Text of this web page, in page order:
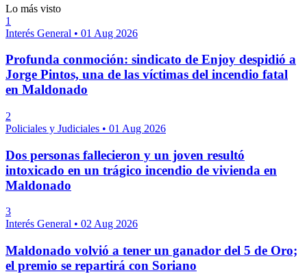
Lo más visto
1
Interés General • 01 Aug 2026
Profunda conmoción: sindicato de Enjoy despidió a
Jorge Pintos, una de las víctimas del incendio fatal
en Maldonado
2
Policiales y Judiciales • 01 Aug 2026
Dos personas fallecieron y un joven resultó
intoxicado en un trágico incendio de vivienda en
Maldonado
3
Interés General • 02 Aug 2026
Maldonado volvió a tener un ganador del 5 de Oro;
el premio se repartirá con Soriano